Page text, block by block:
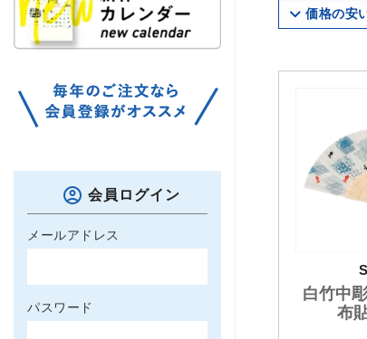
価格の安
白竹中
布
会員ログイン
メールアドレス
パスワード